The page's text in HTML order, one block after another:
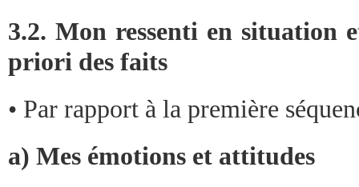
3.2. Mon ressenti en situation
priori des faits
• Par rapport à la première
a) Mes émotions et attitudes